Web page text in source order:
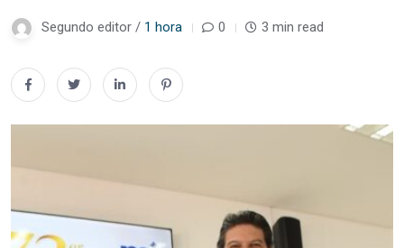
Segundo editor / 1 hora 0 3 min read